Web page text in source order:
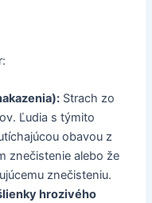
Strach zo
Ľudia s týmito
obavou z
znečistenie alebo že
znečisteniu.
hrozivého